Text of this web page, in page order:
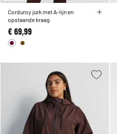
Corduroy jurk met A-lijn en
opstaande kraag
€ 69,99